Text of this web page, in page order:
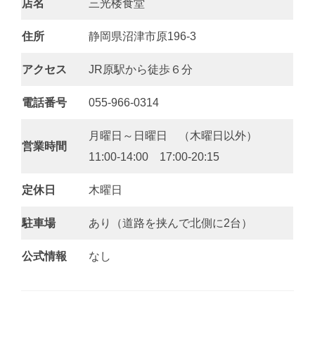
店名 三光楼食堂
住所 静岡県沼津市原196-3
アクセス JR原駅から徒歩６分
電話番号 055-966-0314
営業時間
月曜日～日曜日 （木曜日以外）
11:00‐14:00 17:00-20:15
定休日 木曜日
駐車場 あり（道路を挟んで北側に2台）
公式情報 なし